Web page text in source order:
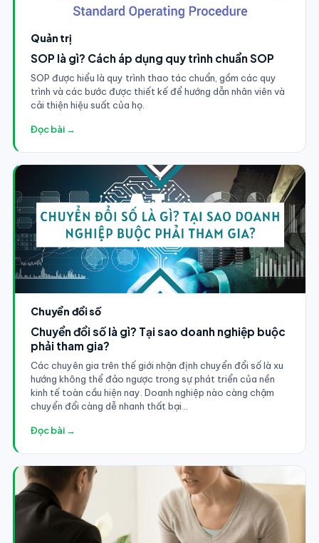
Quản trị
SOP là gì? Cách áp dụng quy trình chuẩn SOP
SOP được hiểu là quy trình thao tác chuẩn, gồm các quy
trình và các bước được thiết kế để hướng dẫn nhân viên và
cải thiện hiệu suất của họ.
Đọc bài →
Chuyển đổi số
Chuyển đổi số là gì? Tại sao doanh nghiệp buộc
phải tham gia?
Các chuyên gia trên thế giới nhận định chuyển đổi số là xu
hướng không thể đảo ngược trong sự phát triển của nền
kinh tế toàn cầu hiện nay. Doanh nghiệp nào càng chậm
chuyển đổi càng dễ nhanh thất bại...
Đọc bài →